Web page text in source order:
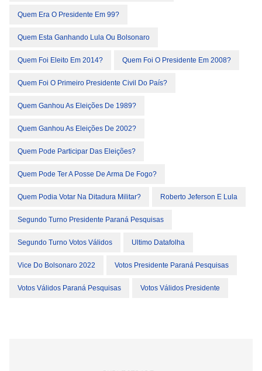
Quem Era O Presidente Em 99?
Quem Esta Ganhando Lula Ou Bolsonaro
Quem Foi Eleito Em 2014? Quem Foi O Presidente Em 2008?
Quem Foi O Primeiro Presidente Civil Do País?
Quem Ganhou As Eleições De 1989?
Quem Ganhou As Eleições De 2002?
Quem Pode Participar Das Eleições?
Quem Pode Ter A Posse De Arma De Fogo?
Quem Podia Votar Na Ditadura Militar? Roberto Jeferson E Lula
Segundo Turno Presidente Paraná Pesquisas
Segundo Turno Votos Válidos Ultimo Datafolha
Vice Do Bolsonaro 2022 Votos Presidente Paraná Pesquisas
Votos Válidos Paraná Pesquisas Votos Válidos Presidente